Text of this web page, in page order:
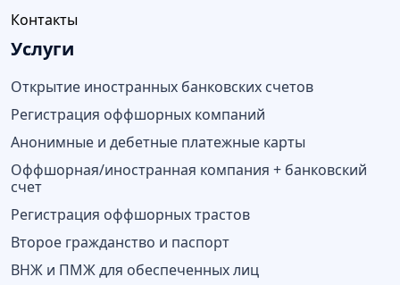
Контакты
Услуги
Открытие иностранных банковских счетов
Регистрация оффшорных компаний
Анонимные и дебетные платежные карты
Оффшорная/иностранная компания + банковский
счет
Регистрация оффшорных трастов
Второе гражданство и паспорт
ВНЖ и ПМЖ для обеспеченных лиц